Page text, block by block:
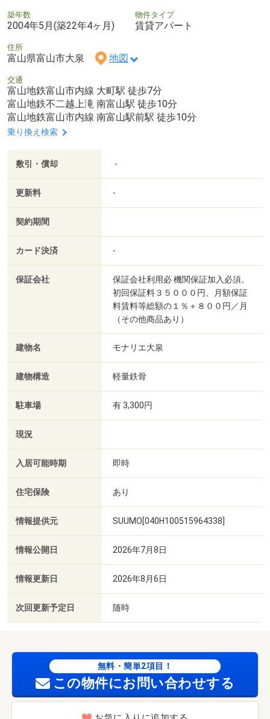
築年数
2004年5月(築22年4ヶ月)
物件タイプ
賃貸アパート
住所
富山県富山市大泉 地図
交通
富山地鉄富山市内線 大町駅 徒歩7分
富山地鉄不二越上滝 南富山駅 徒歩10分
富山地鉄富山市内線 南富山駅前駅 徒歩10分
乗り換え検索
敷引・償却 -
更新料 -
契約期間
カード決済 -
保証会社
保証会社利用必 機関保証加入必須。
初回保証料３５０００円、月額保証
料賃料等総額の１％＋８００円／月
（その他商品あり）
建物名 モナリエ大泉
建物構造 軽量鉄骨
駐車場 有 3,300円
現況
入居可能時期 即時
住宅保険 あり
情報提供元 SUUMO[040H100515964338]
情報公開日 2026年7月8日
情報更新日 2026年8月6日
次回更新予定日 随時
無料・簡単2項目！
この物件にお問い合わせする